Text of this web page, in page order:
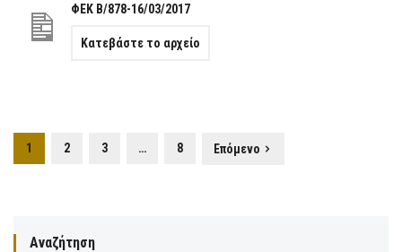
ΦΕΚ Β/878-16/03/2017
Κατεβάστε το αρχείο
1 2 3 … 8 Επόμενο
Αναζήτηση